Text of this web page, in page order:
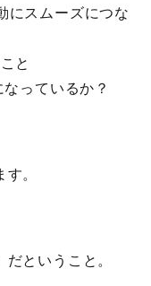
スムーズにつな
と
っているか？
。
ということ。